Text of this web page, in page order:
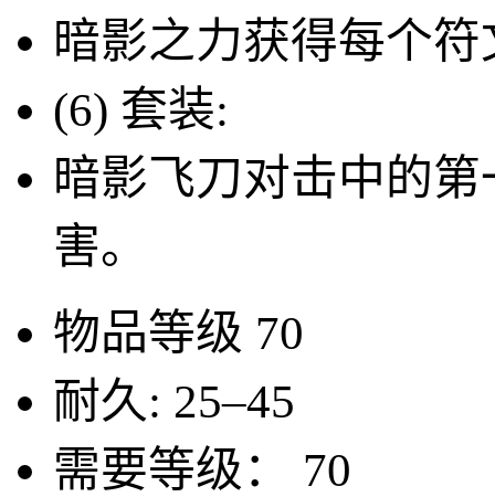
暗影之力获得每个
(6) 套装:
暗影飞刀对击中的
害。
物品等级 70
耐久: 25–45
需要等级：
70